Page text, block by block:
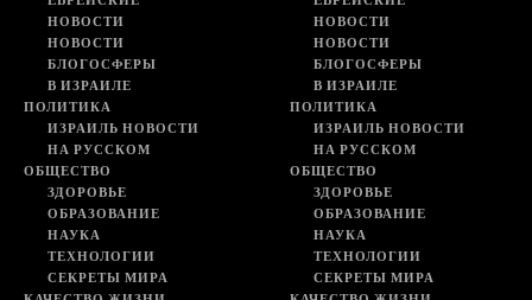
НОВОСТИ
НОВОСТИ
БЛОГОСФЕРЫ
В ИЗРАИЛЕ
ПОЛИТИКА
ИЗРАИЛЬ НОВОСТИ
НА РУССКОМ
ОБЩЕСТВО
ЗДОРОВЬЕ
ОБРАЗОВАНИЕ
НАУКА
ТЕХНОЛОГИИ
СЕКРЕТЫ МИРА
НОВОСТИ
НОВОСТИ
БЛОГОСФЕРЫ
В ИЗРАИЛЕ
ПОЛИТИКА
ИЗРАИЛЬ НОВОСТИ
НА РУССКОМ
ОБЩЕСТВО
ЗДОРОВЬЕ
ОБРАЗОВАНИЕ
НАУКА
ТЕХНОЛОГИИ
СЕКРЕТЫ МИРА